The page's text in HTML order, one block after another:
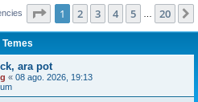
Pàgina de 20
1 2 3 4 5 20
Temes
ara pot
« 08 ago. 2026, 19:13